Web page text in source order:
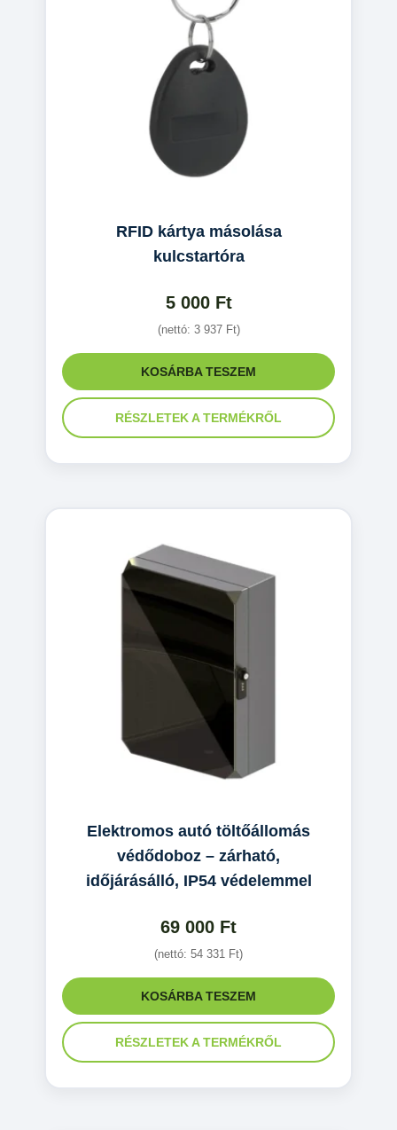
RFID kártya másolása
kulcstartóra
5 000 Ft
(nettó: 3 937 Ft)
KOSÁRBA TESZEM
RÉSZLETEK A TERMÉKRŐL
Elektromos autó töltőállomás
védődoboz – zárható,
időjárásálló, IP54 védelemmel
69 000 Ft
(nettó: 54 331 Ft)
KOSÁRBA TESZEM
RÉSZLETEK A TERMÉKRŐL